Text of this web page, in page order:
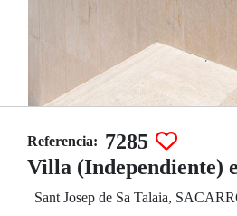
Referencia: 7285
Villa (Independiente)
Sant Josep de Sa Talaia,